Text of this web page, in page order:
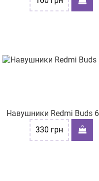
Навушники Redmi Buds
330 грн